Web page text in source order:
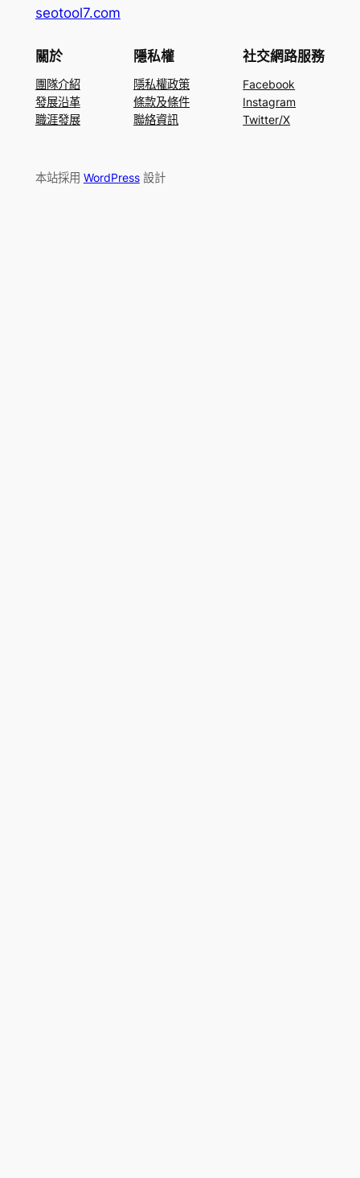
seotool7.com
關於
團隊介紹
發展沿革
職涯發展
隱私權
隱私權政策
條款及條件
聯絡資訊
社交網路服務
Facebook
Instagram
Twitter/X
本站採用 WordPress設計